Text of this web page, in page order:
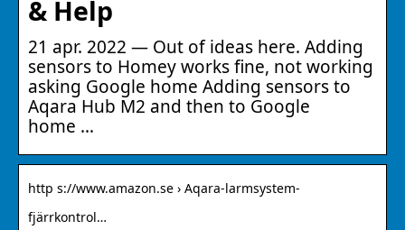
& Help
21 apr. 2022 — Out of ideas here. Adding
sensors to Homey works fine, not working
asking Google home Adding sensors to
Aqara Hub M2 and then to Google
home …
http s://www.amazon.se › Aqara-larmsystem-
fjärrkontrol…